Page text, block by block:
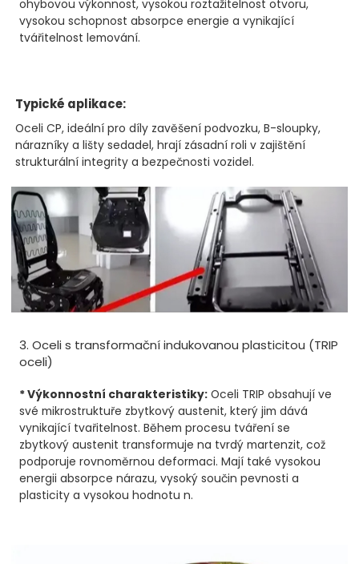
ohybovou výkonnost, vysokou roztažitelnost otvoru,
vysokou schopnost absorpce energie a vynikající
tvářitelnost lemování.
Typické aplikace:
Oceli CP, ideální pro díly zavěšení podvozku, B-sloupky,
nárazníky a lišty sedadel, hrají zásadní roli v zajištění
strukturální integrity a bezpečnosti vozidel.
3. Oceli s transformační indukovanou plasticitou (TRIP
oceli)
* Výkonnostní charakteristiky: Oceli TRIP obsahují ve
své mikrostruktuře zbytkový austenit, který jim dává
vynikající tvařitelnost. Během procesu tváření se
zbytkový austenit transformuje na tvrdý martenzit, což
podporuje rovnoměrnou deformaci. Mají také vysokou
energii absorpce nárazu, vysoký součin pevnosti a
plasticity a vysokou hodnotu n.